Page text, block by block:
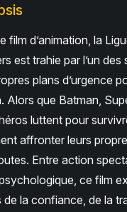
film d’animation, la
est trahie par l’un des
plans d’urgence
Alors que Batman,
luttent pour
affronter leurs
Entre action
ce film
de la confiance, de la